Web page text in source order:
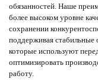
обязанностей. Наше
более высоком уровне
сохранении
поддерживая стабильные
которые используют
оптимизировать
работу.